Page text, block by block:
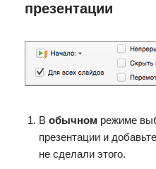
презентации
В обычном режиме
презентации и
не сделали этого.